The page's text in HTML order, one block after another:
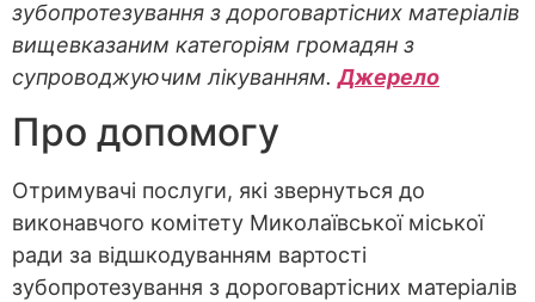
зубопротезування з дороговартісних матеріалів
вищевказаним категоріям громадян з
супроводжуючим лікуванням.Джерело
Про допомогу
Отримувачі послуги, які звернуться до
виконавчого комітету Миколаївської міської
ради за відшкодуванням вартості
зубопротезування з дороговартісних матеріалів